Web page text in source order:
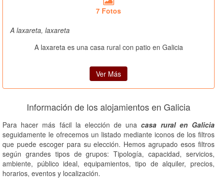
7 Fotos
A laxareta, laxareta
A laxareta es una casa rural con patio en Galicia
Ver Más
Información de los alojamientos en Galicia
Para hacer más fácil la elección de unacasa rural en Galicia
seguidamente le ofrecemos un listado mediante iconos de los filtros
que puede escoger para su elección. Hemos agrupado esos filtros
según grandes tipos de grupos: Tipología, capacidad, servicios,
ambiente, público ideal, equipamientos, tipo de alquiler, precios,
horarios, eventos y localización.